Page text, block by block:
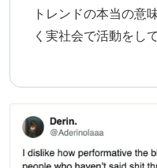
トレンドの本当の意
く実社会で活動をし